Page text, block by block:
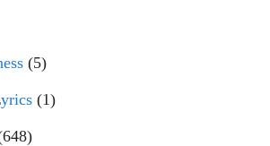
(5)
(1)